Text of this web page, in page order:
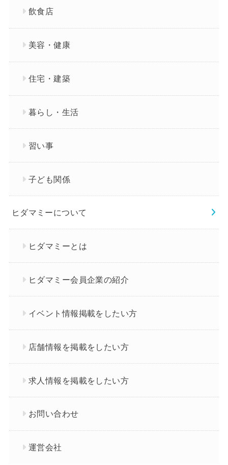
飲食店
美容・健康
住宅・建築
暮らし・生活
習い事
子ども関係
ヒダマミーについて
ヒダマミーとは
ヒダマミー会員企業の紹介
イベント情報掲載をしたい方
店舗情報を掲載をしたい方
求人情報を掲載をしたい方
お問い合わせ
運営会社